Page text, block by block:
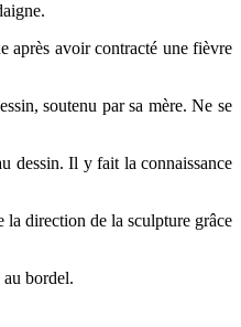
après avoir contracté une fièvre
soutenu par sa mère. Ne se
dessin. Il y fait la connaissance
la direction de la sculpture grâce
bordel.